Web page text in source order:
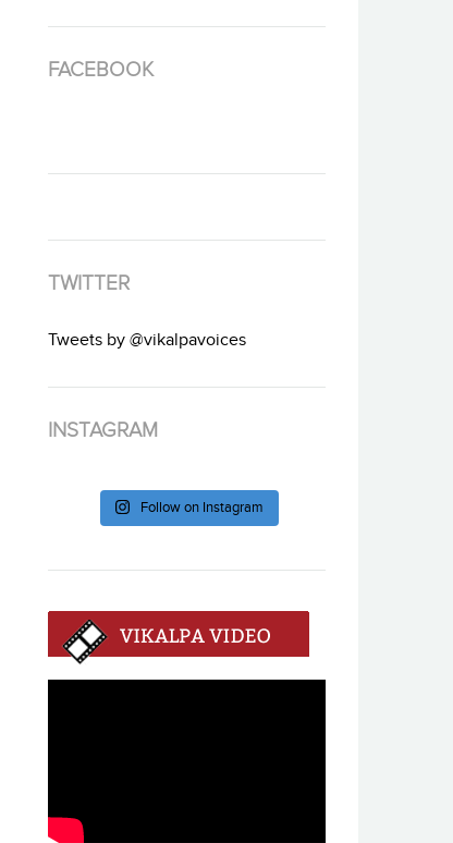
FACEBOOK
TWITTER
Tweets by @vikalpavoices
INSTAGRAM
Follow on Instagram